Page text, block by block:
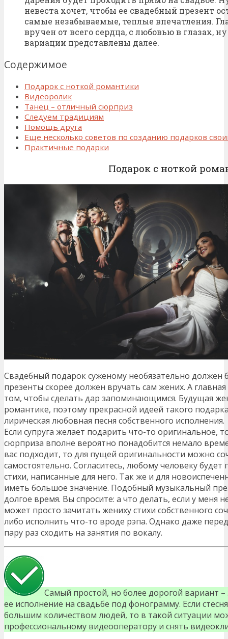
невеста хочет, чтобы ее свадебный презент
самые незабываемые, теплые впечатления.
вручен от всего сердца, с любовью в глазах,
вариации представлены далее.
Содержимое
Подарок с ноткой романтики
Видеоролик
Танец – отличный сюрприз
Следуем традициям
Помощь друга
Еще несколько советов по созданию подарков
Практичные подарки
Подарок с ноткой
Свадебный подарок суженому необязательно
презенты скорее должен вручать сам жених. А
том, чтобы сделать дар запоминающимся. Будущая
романтике, поэтому прекрасной идеей такого
лирическая любовная песня собственного исполнения.
Если супруга желает подарить что-то оригинальное,
сюрприза вполне вероятно понадобится немало
вас подходит, то для пущей оригинальности можно
самостоятельно. Согласитесь, любому человеку
стихи, написанные для него. Так же и для
иметь большое значение. Подобный музыкальный
долгое время. Вы спросите: а что делать, если у меня
может просто зачитать жениху стихи собственного
либо исполнить что-то вроде рэпа. Однако даже
пару раз сходить на занятия по вокалу.
Самый простой, но более дорогой вариант –
ее исполнение на свадьбе под фонограмму. Если
большим количеством людей, то в такой ситуации
профессиональному видеооператору и снять